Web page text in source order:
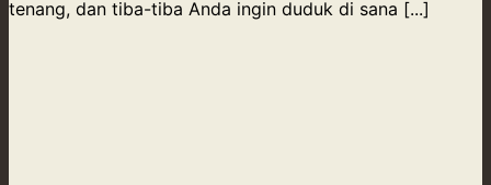
tenang, dan tiba-tiba Anda ingin duduk di sana [...]